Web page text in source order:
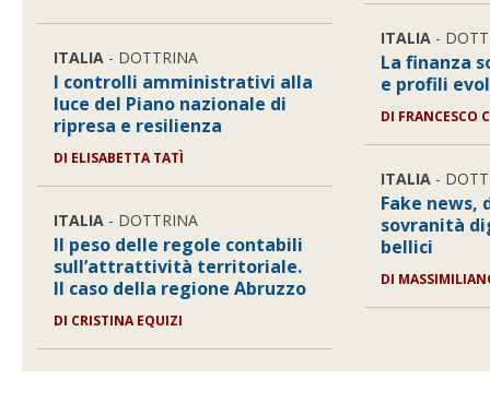
ITALIA - DOTTRINA
I controlli amministrativi alla
luce del Piano nazionale di
ripresa e resilienza
DI ELISABETTA TATÌ
ITALIA - DOTTRINA
Il peso delle regole contabili
sull’attrattività territoriale.
Il caso della regione Abruzzo
DI CRISTINA EQUIZI
ITALIA -
La finanza
e profili
DI FRANCESCO
ITALIA -
Fake news,
sovranità
bellici
DI